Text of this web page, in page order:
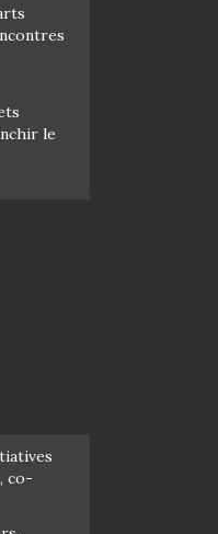
le
co-